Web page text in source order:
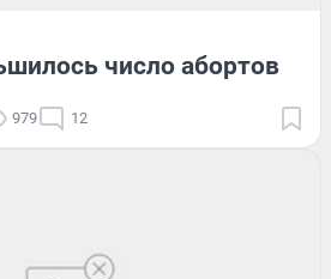
число абортов
979 12